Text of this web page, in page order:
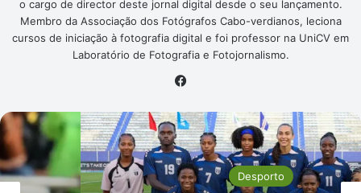
o cargo de director deste jornal digital desde o seu lançamento.
Membro da Associação dos Fotógrafos Cabo-verdianos, leciona
cursos de iniciação à fotografia digital e foi professor na UniCV em
Laboratório de Fotografia e Fotojornalismo.
Desporto